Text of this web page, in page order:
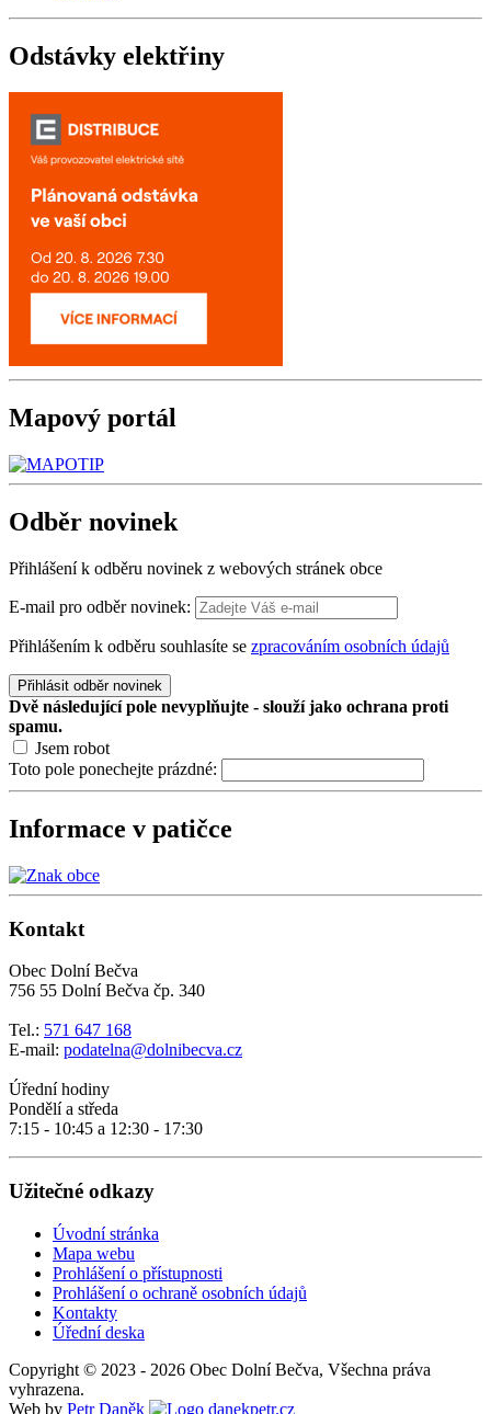
Odstávky elektřiny
Mapový portál
Odběr novinek
Přihlášení k odběru novinek z webových stránek obce
E-mail pro odběr novinek:
Přihlášením k odběru souhlasíte se zpracováním osobních údajů
Přihlásit odběr novinek
Dvě následující pole nevyplňujte - slouží jako ochrana proti
spamu.
Jsem robot
Toto pole ponechejte prázdné:
Informace v patičce
Kontakt
Obec Dolní Bečva
756 55 Dolní Bečva čp. 340
Tel.: 571 647 168
E-mail: podatelna@dolnibecva.cz
Úřední hodiny
Pondělí a středa
7:15 - 10:45 a 12:30 - 17:30
Užitečné odkazy
Úvodní stránka
Mapa webu
Prohlášení o přístupnosti
Prohlášení o ochraně osobních údajů
Kontakty
Úřední deska
Copyright © 2023 - 2026 Obec Dolní Bečva, Všechna práva
vyhrazena.
Web by Petr Daněk